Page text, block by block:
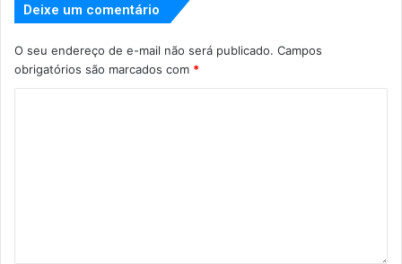
Deixe um comentário
O seu endereço de e-mail não será publicado. Campos
obrigatórios são marcados com *